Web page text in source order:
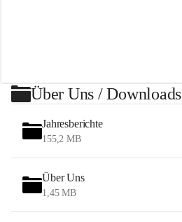
Über Uns / Downloads
Jahresberichte
155,2 MB
Über Uns
1,45 MB